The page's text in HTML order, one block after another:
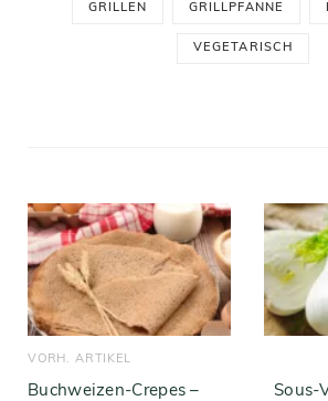
GRILLEN GRILLPFANNE
VEGETARISCH
VORH. ARTIKEL
Buchweizen-Crepes –
Sous-